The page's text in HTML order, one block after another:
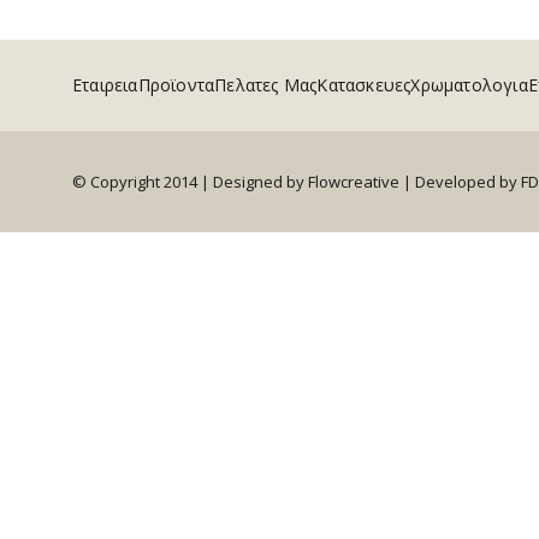
ΕταιρειαΠροϊονταΠελατες ΜαςΚατασκευεςΧρωματολογια
© Copyright 2014 | Designed by Flowcreative | Developed by